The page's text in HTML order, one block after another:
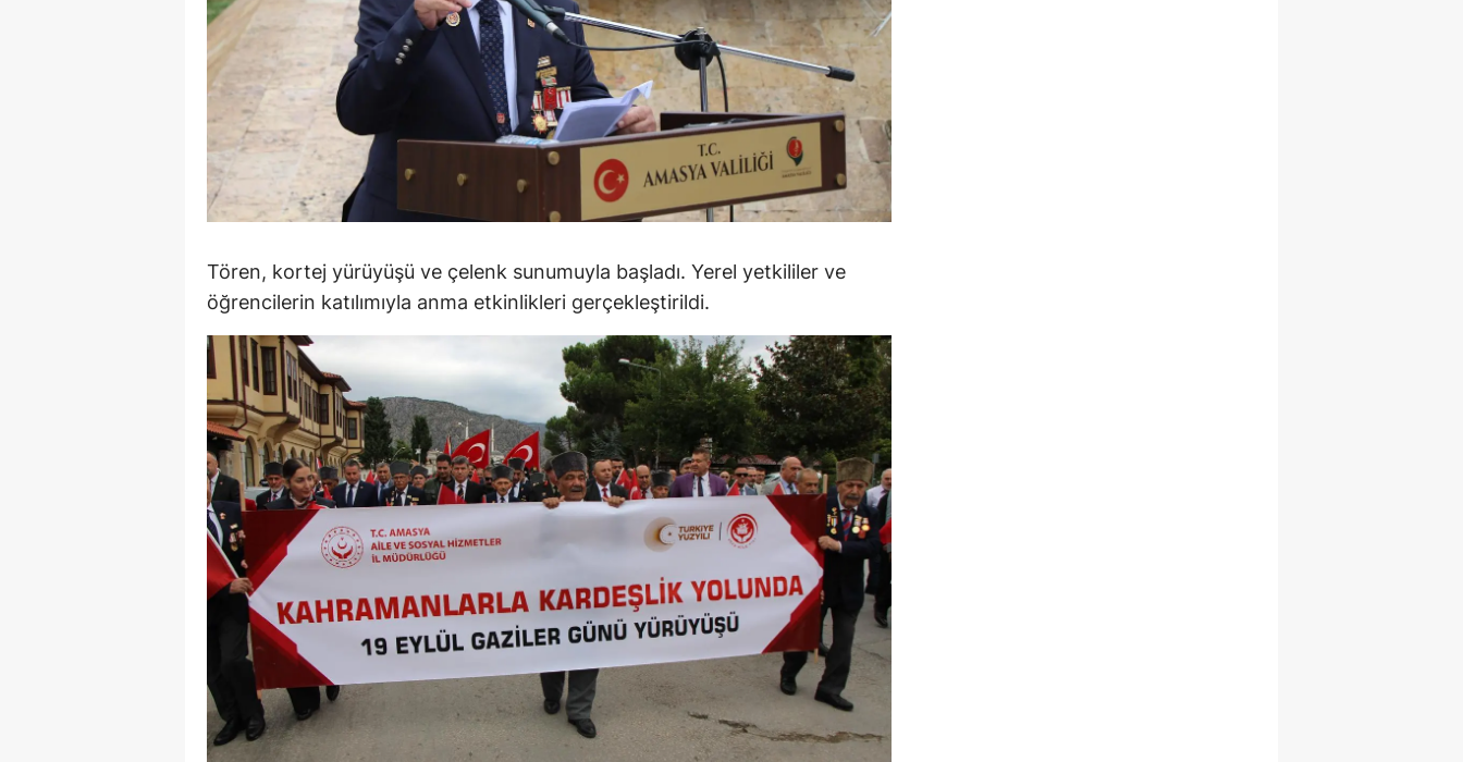
Kocaeli
Konya
Kütahya
Mardin
Muğla
Muş
Nevşehir
Niğde
Ordu
Sakarya
Samsun
Siirt
Sinop
Tören, kortej yürüyüşü ve çelenk sunumuyla başladı. Yerel yetkililer ve
öğrencilerin katılımıyla anma etkinlikleri gerçekleştirildi.